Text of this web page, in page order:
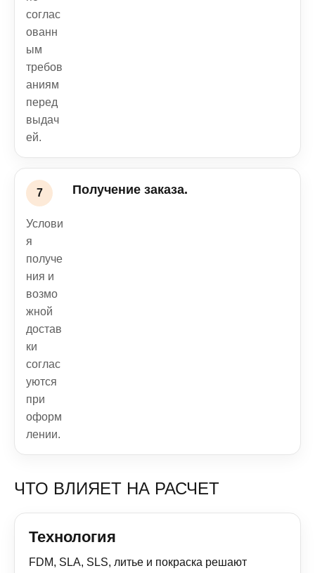
соглас
ованн
ым
требов
аниям
перед
выдач
ей.
Получение заказа.
Услови
я
получе
ния и
возмо
жной
достав
ки
соглас
уются
при
оформ
лении.
ЧТО ВЛИЯЕТ НА РАСЧЕТ
Технология
FDM, SLA, SLS, литье и покраска решают